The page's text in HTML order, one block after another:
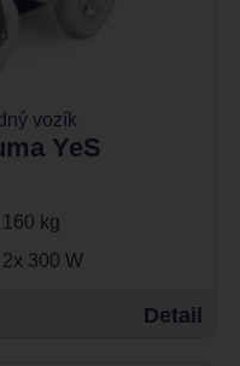
vozík
YeS
160 kg
2x 300 W
Detail